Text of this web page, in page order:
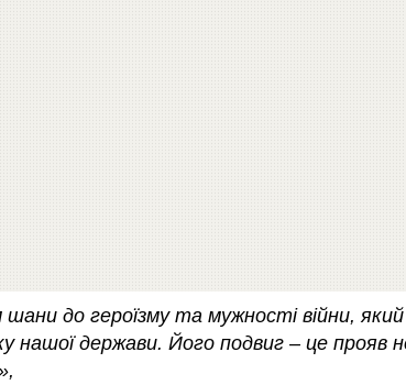
шани до героїзму та мужності війни,
нашої держави. Його подвиг – це прояв